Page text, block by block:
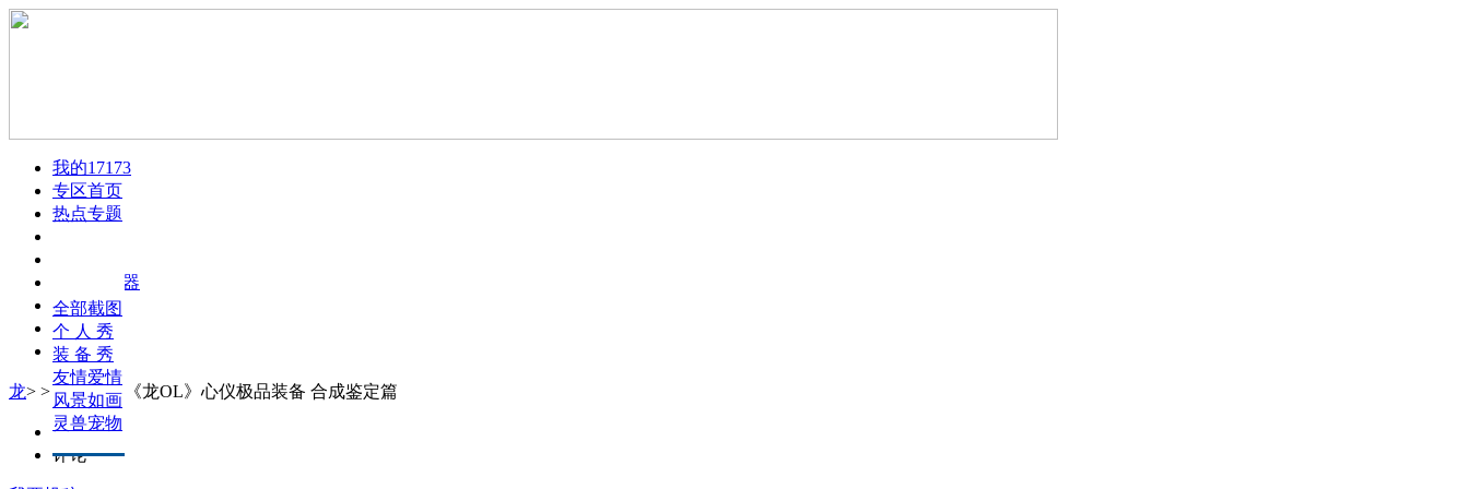
我的17173
专区首页
热点专题
日常活动
公测前瞻
灵兽专题
氏族神器
新手技巧
职业加点
生产攻略
装备攻略
商业赚钱
记者报道
全部截图
个 人 秀
装 备 秀
友情爱情
风景如画
灵兽宠物
天资模拟器
游戏视频
火爆论坛
下载游戏
龙> >教你打造《龙OL》心仪极品装备 合成鉴定篇
正文
评论